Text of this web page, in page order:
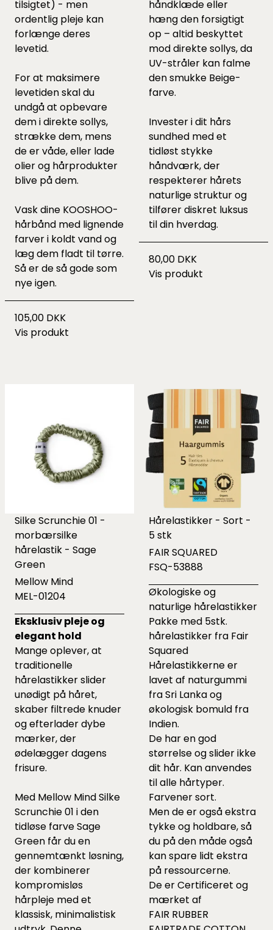
tilsigtet) - men
ordentlig pleje kan
forlænge deres
levetid.
For at maksimere
levetiden skal du
undgå at opbevare
dem i direkte sollys,
strække dem, mens
de er våde, eller lade
olier og hårprodukter
blive på dem.
Vask dine KOOSHOO-
hårbånd med lignende
farver i koldt vand og
læg dem fladt til tørre.
Så er de så gode som
nye igen.
105,00 DKK
Vis produkt
håndklæde eller
hæng den forsigtigt
op – altid beskyttet
mod direkte sollys, da
UV-stråler kan falme
den smukke Beige-
farve.
Invester i dit hårs
sundhed med et
tidløst stykke
håndværk, der
respekterer hårets
naturlige struktur og
tilfører diskret luksus
til din hverdag.
80,00 DKK
Vis produkt
Silke Scrunchie 01 -
morbærsilke
hårelastik - Sage
Green
Mellow Mind
MEL-01204
Eksklusiv pleje og
elegant hold
Mange oplever, at
traditionelle
hårelastikker slider
unødigt på håret,
skaber filtrede knuder
og efterlader dybe
mærker, der
ødelægger dagens
frisure.
Med Mellow Mind Silke
Scrunchie 01 i den
tidløse farve Sage
Green får du en
gennemtænkt løsning,
der kombinerer
kompromisløs
hårpleje med et
klassisk, minimalistisk
Hårelastikker - Sort -
5 stk
FAIR SQUARED
FSQ-53888
Økologiske og
naturlige hårelastikker
Pakke med 5stk.
hårelastikker fra Fair
Squared
Hårelastikkerne er
lavet af naturgummi
fra Sri Lanka og
økologisk bomuld fra
Indien.
De har en god
størrelse og slider ikke
dit hår. Kan anvendes
til alle hårtyper.
Farvener sort.
Men de er også ekstra
tykke og holdbare, så
du på den måde også
kan spare lidt ekstra
på ressourcerne.
De er Certificeret og
mærket af
FAIR RUBBER